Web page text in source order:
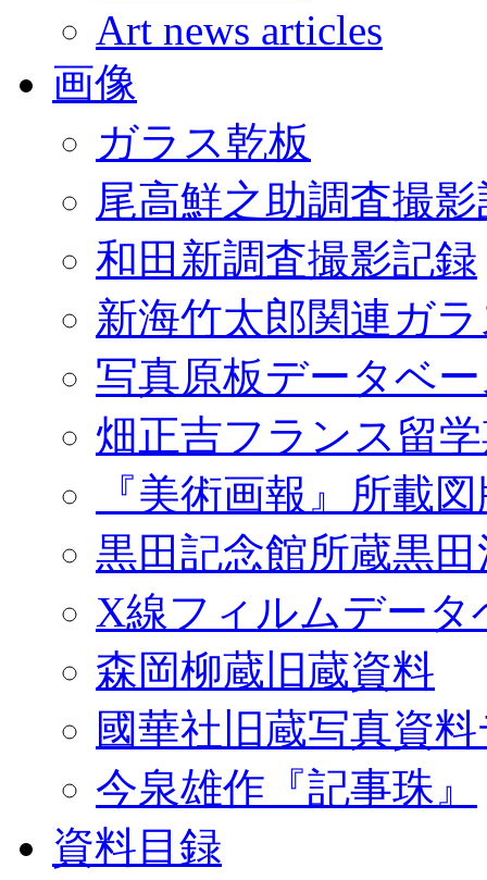
Art news articles
画像
ガラス乾板
尾高鮮之助調査撮
和田新調査撮影記録
新海竹太郎関連ガ
写真原板データベ
畑正吉フランス留
『美術画報』所載
黒田記念館所蔵黒
X線フィルムデータ
森岡柳蔵旧蔵資料
國華社旧蔵写真資
今泉雄作『記事珠』
資料目録